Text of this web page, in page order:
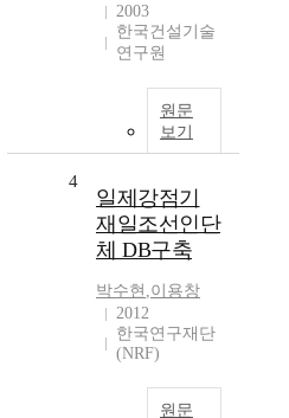
2003
한국건설기술
연구원
원문
보기
4
일제강점기
재일조선인단
체 DB구축
박수현 ,이용창
2012
한국연구재단
(NRF)
원문